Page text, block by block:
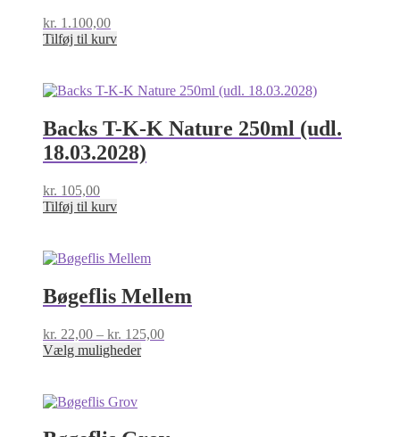
kr. 1.100,00
Tilføj til kurv
Backs T-K-K Nature 250ml (udl.
18.03.2028)
kr. 105,00
Tilføj til kurv
Bøgeflis Mellem
kr. 22,00 – kr. 125,00Prisinterval:
Vælg mulighederDette